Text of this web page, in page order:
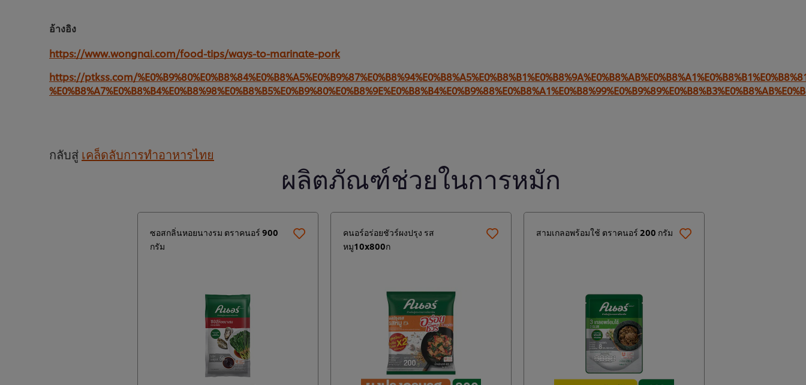
อ้างอิง
https://www.wongnai.com/food-tips/ways-to-marinate-pork
https://ptkss.com/
กลับสู่ เคล็ดลับการทำอาหารไทย
ผลิตภัณฑ์ช่วยในการหมัก
ซอสกลิ่นหอยนางรม ตราคนอร์ 900
กรัม
คนอร์อร่อยชัวร์ผงปรุง รส
หมู10x800ก
สามเกลอพร้อมใช้ ตราคนอร์ 200 กรัม